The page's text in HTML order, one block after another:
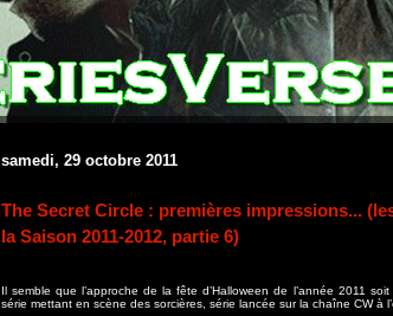
samedi, 29 octobre 2011
The Secret Circle : premières impressions...
la Saison 2011-2012, partie 6)
Il semble que l’approche de la fête d’Halloween de l’année 2011
série mettant en scène des sorcières, série lancée sur la chaîne CW à